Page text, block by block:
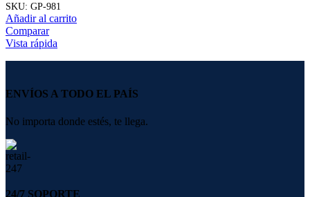
SKU: GP-981
Añadir al carrito
Comparar
Vista rápida
ENVÍOS A TODO EL PAÍS
No importa donde estés, te llega.
24/7 SOPORTE